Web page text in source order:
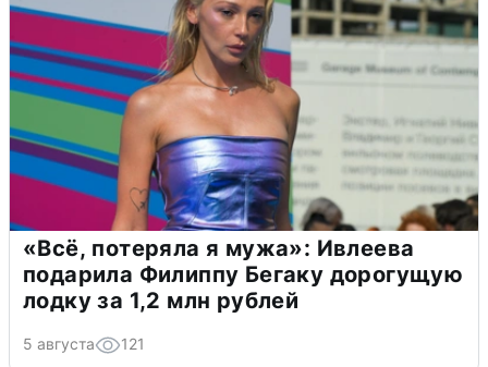
«Всё, потеряла я мужа»: Ивлеева
подарила Филиппу Бегаку дорогущую
лодку за 1,2 млн рублей
5 августа 121